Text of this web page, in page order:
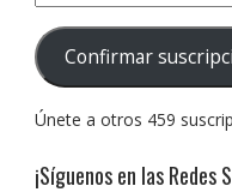
de
correo
electrónico:
Confirmar
Únete a otros 459
¡Síguenos en las Redes